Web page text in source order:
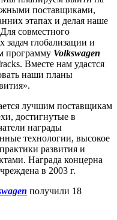
поставщиками,
этапах и делая наше
совместного
задач глобализации и
программу Volkswagen
Вместе нам удастся
наши планы
лучшим поставщикам
достигнутые в
награды
технологии, высокое
развития и
Награда концерна
в 2003 г.
получили 18